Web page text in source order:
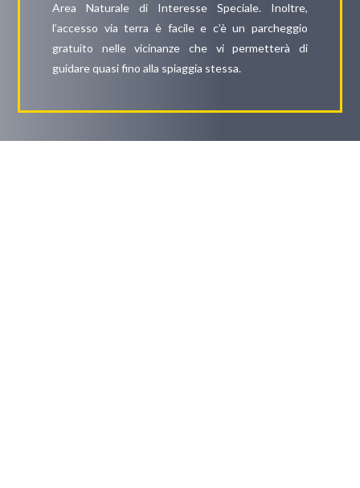
Area Naturale di Interesse Speciale. Inoltre,
l’accesso via terra è facile e c’è un parcheggio
gratuito nelle vicinanze che vi permetterà di
guidare quasi fino alla spiaggia stessa.